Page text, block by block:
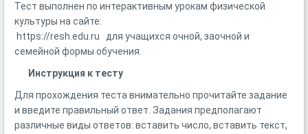
Тест выполнен по интерактивным урокам физической
культуры на сайте:
https://resh.edu.ru для учащихся очной, заочной и
семейной формы обучения.
Инструкция к тесту
Для прохождения теста внимательно прочитайте задание
и введите правильный ответ. Задания предполагают
различные виды ответов: вставить число, вставить текст,